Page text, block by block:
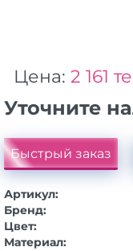
Цена: 2 161
Уточните
Быстрый заказ
Артикул:
Бренд:
Цвет:
Материал: